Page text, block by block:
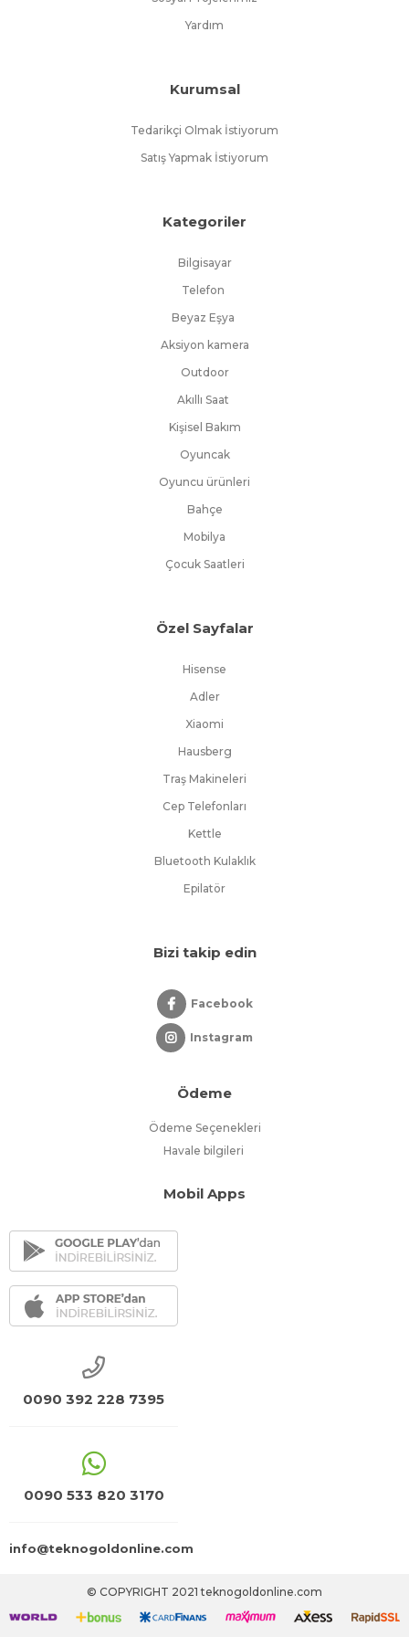
Yardım
Kurumsal
Tedarikçi Olmak İstiyorum
Satış Yapmak İstiyorum
Kategoriler
Bilgisayar
Telefon
Beyaz Eşya
Aksiyon kamera
Outdoor
Akıllı Saat
Kişisel Bakım
Oyuncak
Oyuncu ürünleri
Bahçe
Mobilya
Çocuk Saatleri
Özel Sayfalar
Hisense
Adler
Xiaomi
Hausberg
Traş Makineleri
Cep Telefonları
Kettle
Bluetooth Kulaklık
Epilatör
Bizi takip edin
Facebook
Instagram
Ödeme
Ödeme Seçenekleri
Havale bilgileri
Mobil Apps
0090 392 228 7395
0090 533 820 3170
info@teknogoldonline.com
© COPYRIGHT 2021 teknogoldonline.com